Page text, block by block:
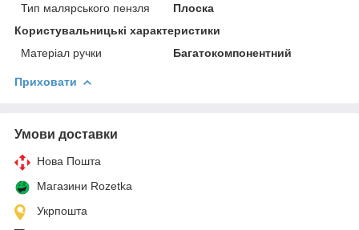
Тип малярського пензля
Плоска
Користувальницькі характеристики
Матеріал ручки
Багатокомпонентний
Приховати
Умови доставки
Нова Пошта
Магазини Rozetka
Укрпошта